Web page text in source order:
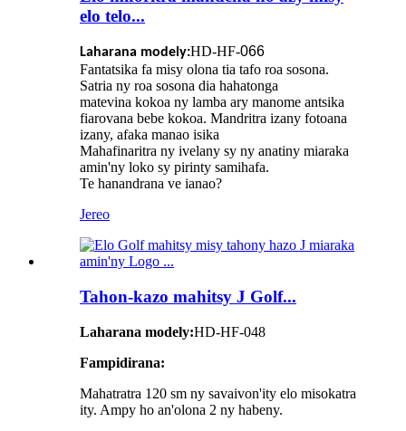
elo telo...
Laharana modely:HD-HF-066
Fantatsika fa misy olona tia tafo roa sosona.
Satria ny roa sosona dia hahatonga
matevina kokoa ny lamba ary manome antsika
fiarovana bebe kokoa. Mandritra izany fotoana
izany, afaka manao isika
Mahafinaritra ny ivelany sy ny anatiny miaraka
amin'ny loko sy pirinty samihafa.
Te hanandrana ve ianao?
Jereo
Tahon-kazo mahitsy J Golf...
Laharana modely:HD-HF-048
Fampidirana:
Mahatratra 120 sm ny savaivon'ity elo misokatra
ity. Ampy ho an'olona 2 ny habeny.